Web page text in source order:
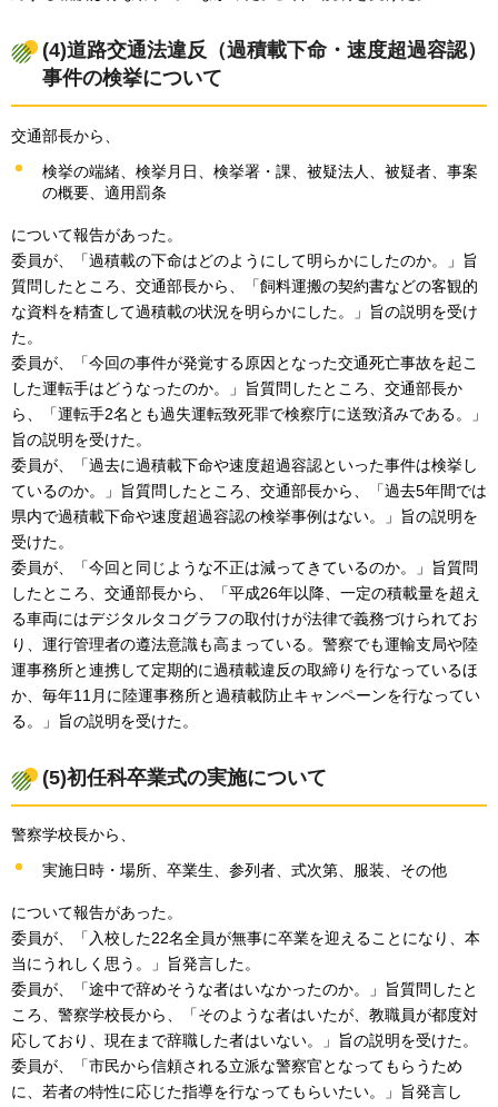
(4)道路交通法違反（過積載下命・速度超過容認）
事件の検挙について
交通部長から、
検挙の端緒、検挙月日、検挙署・課、被疑法人、被疑者、事案
の概要、適用罰条
について報告があった。
委員が、「過積載の下命はどのようにして明らかにしたのか。」旨
質問したところ、交通部長から、「飼料運搬の契約書などの客観的
な資料を精査して過積載の状況を明らかにした。」旨の説明を受け
た。
委員が、「今回の事件が発覚する原因となった交通死亡事故を起こ
した運転手はどうなったのか。」旨質問したところ、交通部長か
ら、「運転手2名とも過失運転致死罪で検察庁に送致済みである。」
旨の説明を受けた。
委員が、「過去に過積載下命や速度超過容認といった事件は検挙し
ているのか。」旨質問したところ、交通部長から、「過去5年間では
県内で過積載下命や速度超過容認の検挙事例はない。」旨の説明を
受けた。
委員が、「今回と同じような不正は減ってきているのか。」旨質問
したところ、交通部長から、「平成26年以降、一定の積載量を超え
る車両にはデジタルタコグラフの取付けが法律で義務づけられてお
り、運行管理者の遵法意識も高まっている。警察でも運輸支局や陸
運事務所と連携して定期的に過積載違反の取締りを行なっているほ
か、毎年11月に陸運事務所と過積載防止キャンペーンを行なってい
る。」旨の説明を受けた。
(5)初任科卒業式の実施について
警察学校長から、
実施日時・場所、卒業生、参列者、式次第、服装、その他
について報告があった。
委員が、「入校した22名全員が無事に卒業を迎えることになり、本
当にうれしく思う。」旨発言した。
委員が、「途中で辞めそうな者はいなかったのか。」旨質問したと
ころ、警察学校長から、「そのような者はいたが、教職員が都度対
応しており、現在まで辞職した者はいない。」旨の説明を受けた。
委員が、「市民から信頼される立派な警察官となってもらうため
に、若者の特性に応じた指導を行なってもらいたい。」旨発言し